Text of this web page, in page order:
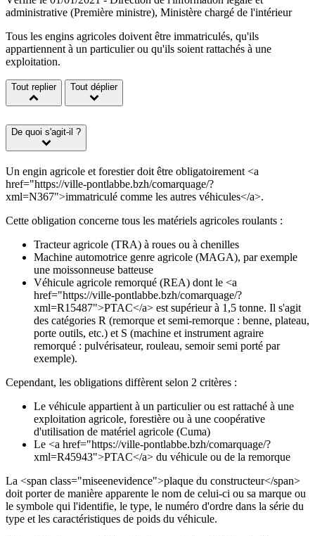
administrative (Première ministre), Ministère chargé de l'intérieur
Tous les engins agricoles doivent être immatriculés, qu'ils
appartiennent à un particulier ou qu'ils soient rattachés à une
exploitation.
Tout replier Tout déplier
De quoi s'agit-il ?
Un engin agricole et forestier doit être obligatoirement <a
href="https://ville-pontlabbe.bzh/comarquage/?
xml=N367">immatriculé comme les autres véhicules</a>.
Cette obligation concerne tous les matériels agricoles roulants :
Tracteur agricole (TRA) à roues ou à chenilles
Machine automotrice genre agricole (MAGA), par exemple
une moissonneuse batteuse
Véhicule agricole remorqué (REA) dont le <a
href="https://ville-pontlabbe.bzh/comarquage/?
xml=R15487">PTAC</a> est supérieur à 1,5 tonne. Il s'agit
des catégories R (remorque et semi-remorque : benne, plateau,
porte outils, etc.) et S (machine et instrument agraire
remorqué : pulvérisateur, rouleau, semoir semi porté par
exemple).
Cependant, les obligations diffèrent selon 2 critères :
Le véhicule appartient à un particulier ou est rattaché à une
exploitation agricole, forestière ou à une coopérative
d'utilisation de matériel agricole (Cuma)
Le <a href="https://ville-pontlabbe.bzh/comarquage/?
xml=R45943">PTAC</a> du véhicule ou de la remorque
La <span class="miseenevidence">plaque du constructeur</span>
doit porter de manière apparente le nom de celui-ci ou sa marque ou
le symbole qui l'identifie, le type, le numéro d'ordre dans la série du
type et les caractéristiques de poids du véhicule.